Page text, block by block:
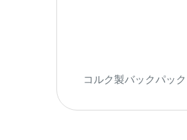
コルク製バックパック